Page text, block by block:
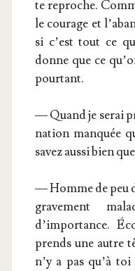
te reproche.
le cou­rage et
si c’est tout ce
donne que ce
pourtant.
— Quand je serai
na­tion man­quée
savez aus­si bien
— Homme de peu
gra­ve­ment
d’importance.
prends une autre
n’y a pas qu’à